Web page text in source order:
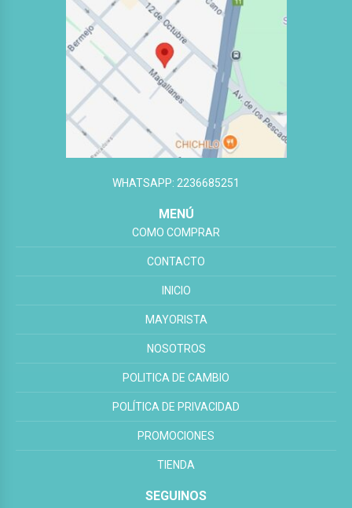
WHATSAPP: 2236685251
MENÚ
COMO COMPRAR
CONTACTO
INICIO
MAYORISTA
NOSOTROS
POLITICA DE CAMBIO
POLÍTICA DE PRIVACIDAD
PROMOCIONES
TIENDA
SEGUINOS